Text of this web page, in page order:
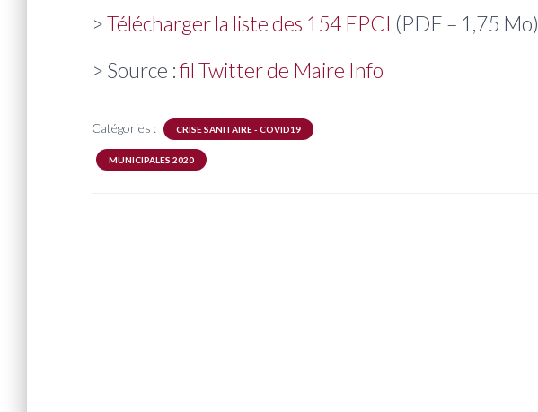
>Télécharger la liste des 154 EPCI (PDF – 1,75 Mo)
> Source :fil Twitter de Maire Info
Catégories : CRISE SANITAIRE - COVID19
MUNICIPALES 2020